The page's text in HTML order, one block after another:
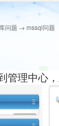
问题 → mssql问题
管理中心